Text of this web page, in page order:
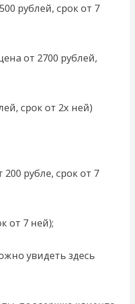
рублей, срок от 7
от 2700 рублей,
срок от 2х ней)
рубле, срок от 7
от 7 ней);
увидеть здесь